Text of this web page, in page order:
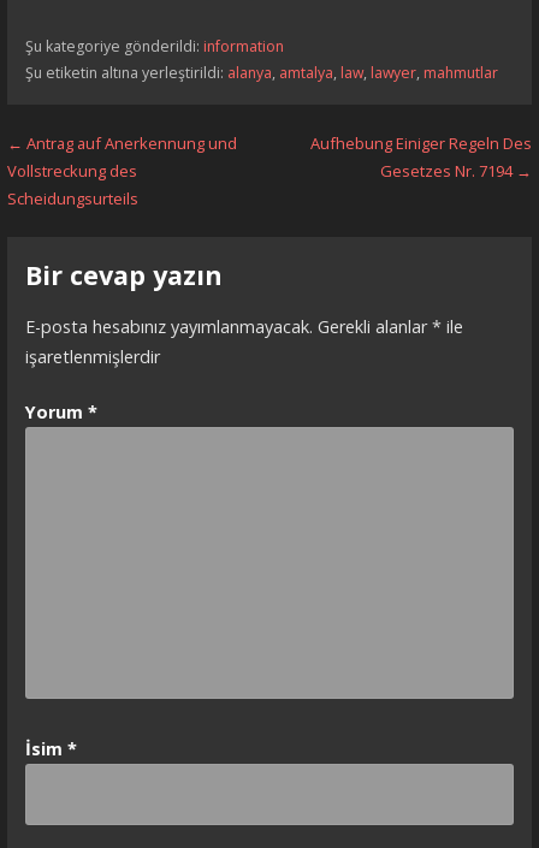
Şu kategoriye gönderildi: information
Şu etiketin altına yerleştirildi: alanya, amtalya, law, lawyer, mahmutlar
Yazı
dolaşımı
← Antrag auf Anerkennung und
Vollstreckung des
Scheidungsurteils
Aufhebung Einiger Regeln Des
Gesetzes Nr. 7194 →
Bir cevap yazın
E-posta hesabınız yayımlanmayacak. Gerekli alanlar*ile
işaretlenmişlerdir
Yorum *
İsim *